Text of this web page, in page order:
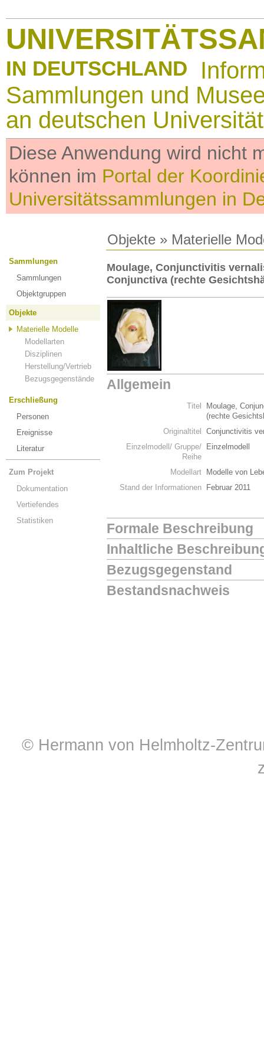
IN DEUTSCHLAND
Sammlungen und
an deutschen
Diese Anwendung wird nicht
können im Portal der
Universitätssammlungen in
Objekte » Materielle
Sammlungen
Sammlungen
Objektgruppen
Objekte
Materielle Modelle
Modellarten
Disziplinen
Herstellung/Vertrieb
Bezugsgegenstände
Erschließung
Personen
Ereignisse
Literatur
Zum Projekt
Dokumentation
Vertiefendes
Statistiken
Moulage, Conjunctivitis
Conjunctiva (rechte
Allgemein
Titel
Moulage,
(rechte
Originaltitel
Conjunctivitis
Einzelmodell/ Gruppe/
Reihe
Einzelmodell
Modellart
Modelle von
Stand der Informationen
Februar 2011
Formale Beschreibung
Inhaltliche
Bezugsgegenstand
Bestandsnachweis
© Hermann von Helmholtz-